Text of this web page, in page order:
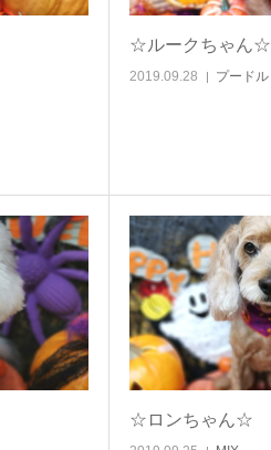
☆ルークちゃん☆
2019.09.28 プードル
☆ロンちゃん☆